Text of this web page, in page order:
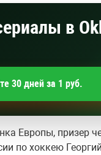
в
30 дней за 1 руб.
Европы, призер
по хоккею